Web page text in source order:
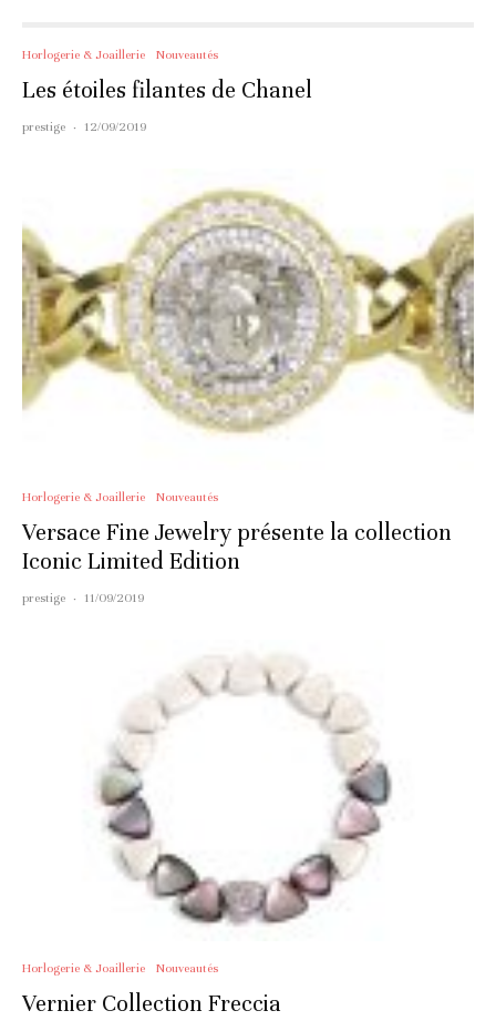
Horlogerie & Joaillerie Nouveautés
Les étoiles filantes de Chanel
prestige · 12/09/2019
Horlogerie & Joaillerie Nouveautés
Versace Fine Jewelry présente la collection
Iconic Limited Edition
prestige · 11/09/2019
Horlogerie & Joaillerie Nouveautés
Vernier Collection Freccia